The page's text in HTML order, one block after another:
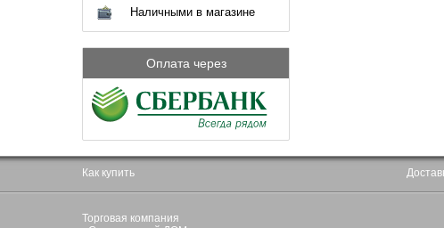
Наличными в магазине
Оплата через
Как купить
Торговая компания